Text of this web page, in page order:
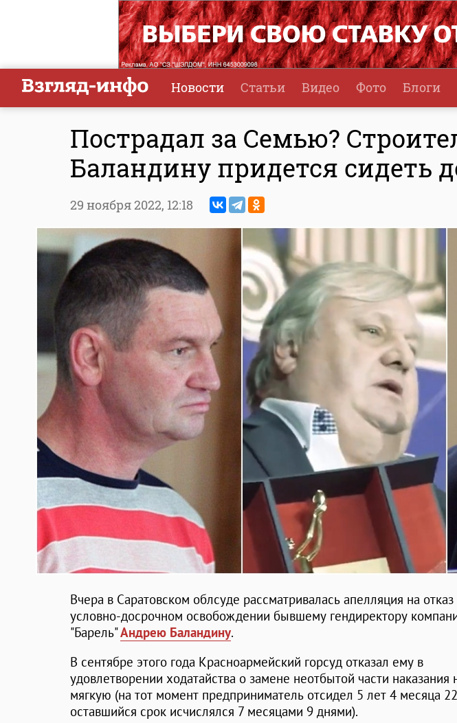
Новости Статьи Видео Фото Блоги
Пострадал за Семью?
Баландину придется сидеть
29 ноября 2022, 12:18
Вчера в Саратовском облсуде рассматривалась апелляция на отказ
условно-досрочном освобождении бывшему гендиректору
"Барель"Андрею Баландину.
В сентябре этого года Красноармейский горсуд отказал ему в
удовлетворении ходатайства о замене неотбытой части наказания
мягкую (на тот момент предприниматель отсидел 5 лет 4 месяца
оставшийся срок исчислялся 7 месяцами 9 днями).